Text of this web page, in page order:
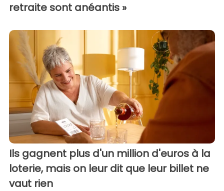
retraite sont anéantis »
Ils gagnent plus d'un million d'euros à la
loterie, mais on leur dit que leur billet ne
vaut rien